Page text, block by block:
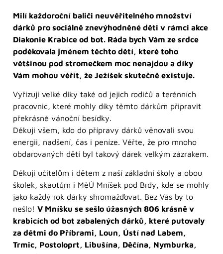
Milí každoroční baliči neuvěřitelného množství
dárků pro sociálně znevýhodněné děti v rámci akce
Diakonie Krabice od bot. Ráda bych Vám ze srdce
poděkovala jménem těchto dětí, které toho
většinou pod stromečkem moc nenajdou a díky
Vám mohou věřit, že Ježíšek skutečně existuje.
Vyřizuji velké díky také od jejich rodičů a terénních
pracovnic, které mohly díky těmto dárkům připravit
překrásné vánoční besídky.
Děkuji všem, kdo do přípravy dárků věnovali svou
energii, nadšení, čas i peníze. Věřte, že pro mnoho
obdarovaných dětí byl takový dárek velkým zázrakem.
Děkuji učitelům i dětem z naší základní školy a obou
školek, skautům i MěÚ Mníšek pod Brdy, kde se mohly
jako každý rok dárky shromažďovat. Bez Vás by to
nešlo! V Mníšku se sešlo úžasných 806 krásně v
krabicích od bot zabalených dárků, které putovaly
za dětmi do Příbrami, Loun, Ústí nad Labem,
Trmic, Postoloprt, Libušína, Děčína, Nymburka,